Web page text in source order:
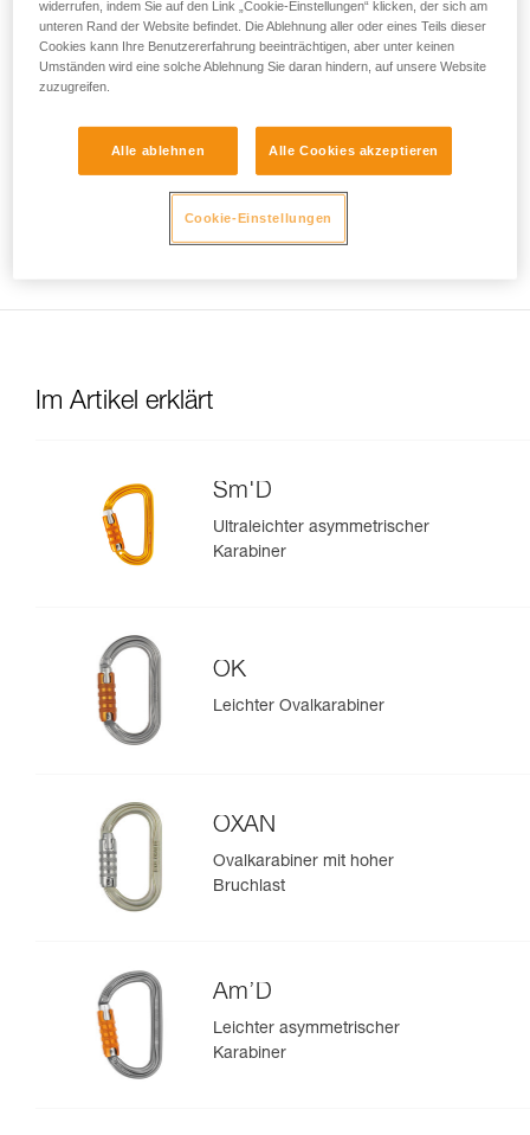
behindern.
Hinweis
Machen Sie bei Geräten mit einem flexiblen Ring, der den
Karabiner in der richtigen Position hält (ZIGZAG, PIRANA
usw.), einen Kompatibilitätstest, wenn Sie den Karabiner
ersten Karabiner verformt wurde und den zweiten dann nicht
mehr in der richtigen Position halten kann.
Im Artikel erklärt
Sm'D
Ultraleichter asymmetrischer
Karabiner
OK
Leichter Ovalkarabiner
OXAN
Ovalkarabiner mit hoher
Bruchlast
Am’D
Leichter asymmetrischer
Karabiner
widerrufen, indem Sie auf den Link „Cookie-Einstellungen“ klicken, der sich am
unteren Rand der Website befindet. Die Ablehnung aller oder eines Teils dieser
Cookies kann Ihre Benutzererfahrung beeinträchtigen, aber unter keinen
Umständen wird eine solche Ablehnung Sie daran hindern, auf unsere Website
zuzugreifen.
Alle ablehnen Alle Cookies akzeptieren
Cookie-Einstellungen